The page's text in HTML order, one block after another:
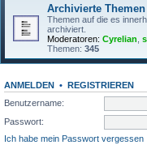
Archivierte Themen
Themen auf die es
archiviert.
Moderatoren: Cyrelian
Themen: 345
ANMELDEN • REGISTRIEREN
Benutzername:
Passwort:
Ich habe mein Passwort vergessen